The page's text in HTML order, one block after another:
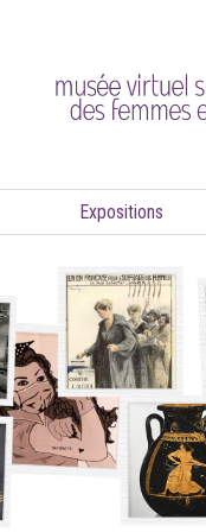
Expositions